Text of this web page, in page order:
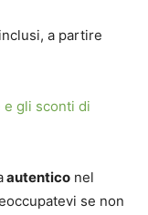
a partire
gli sconti di
autentico nel
se non